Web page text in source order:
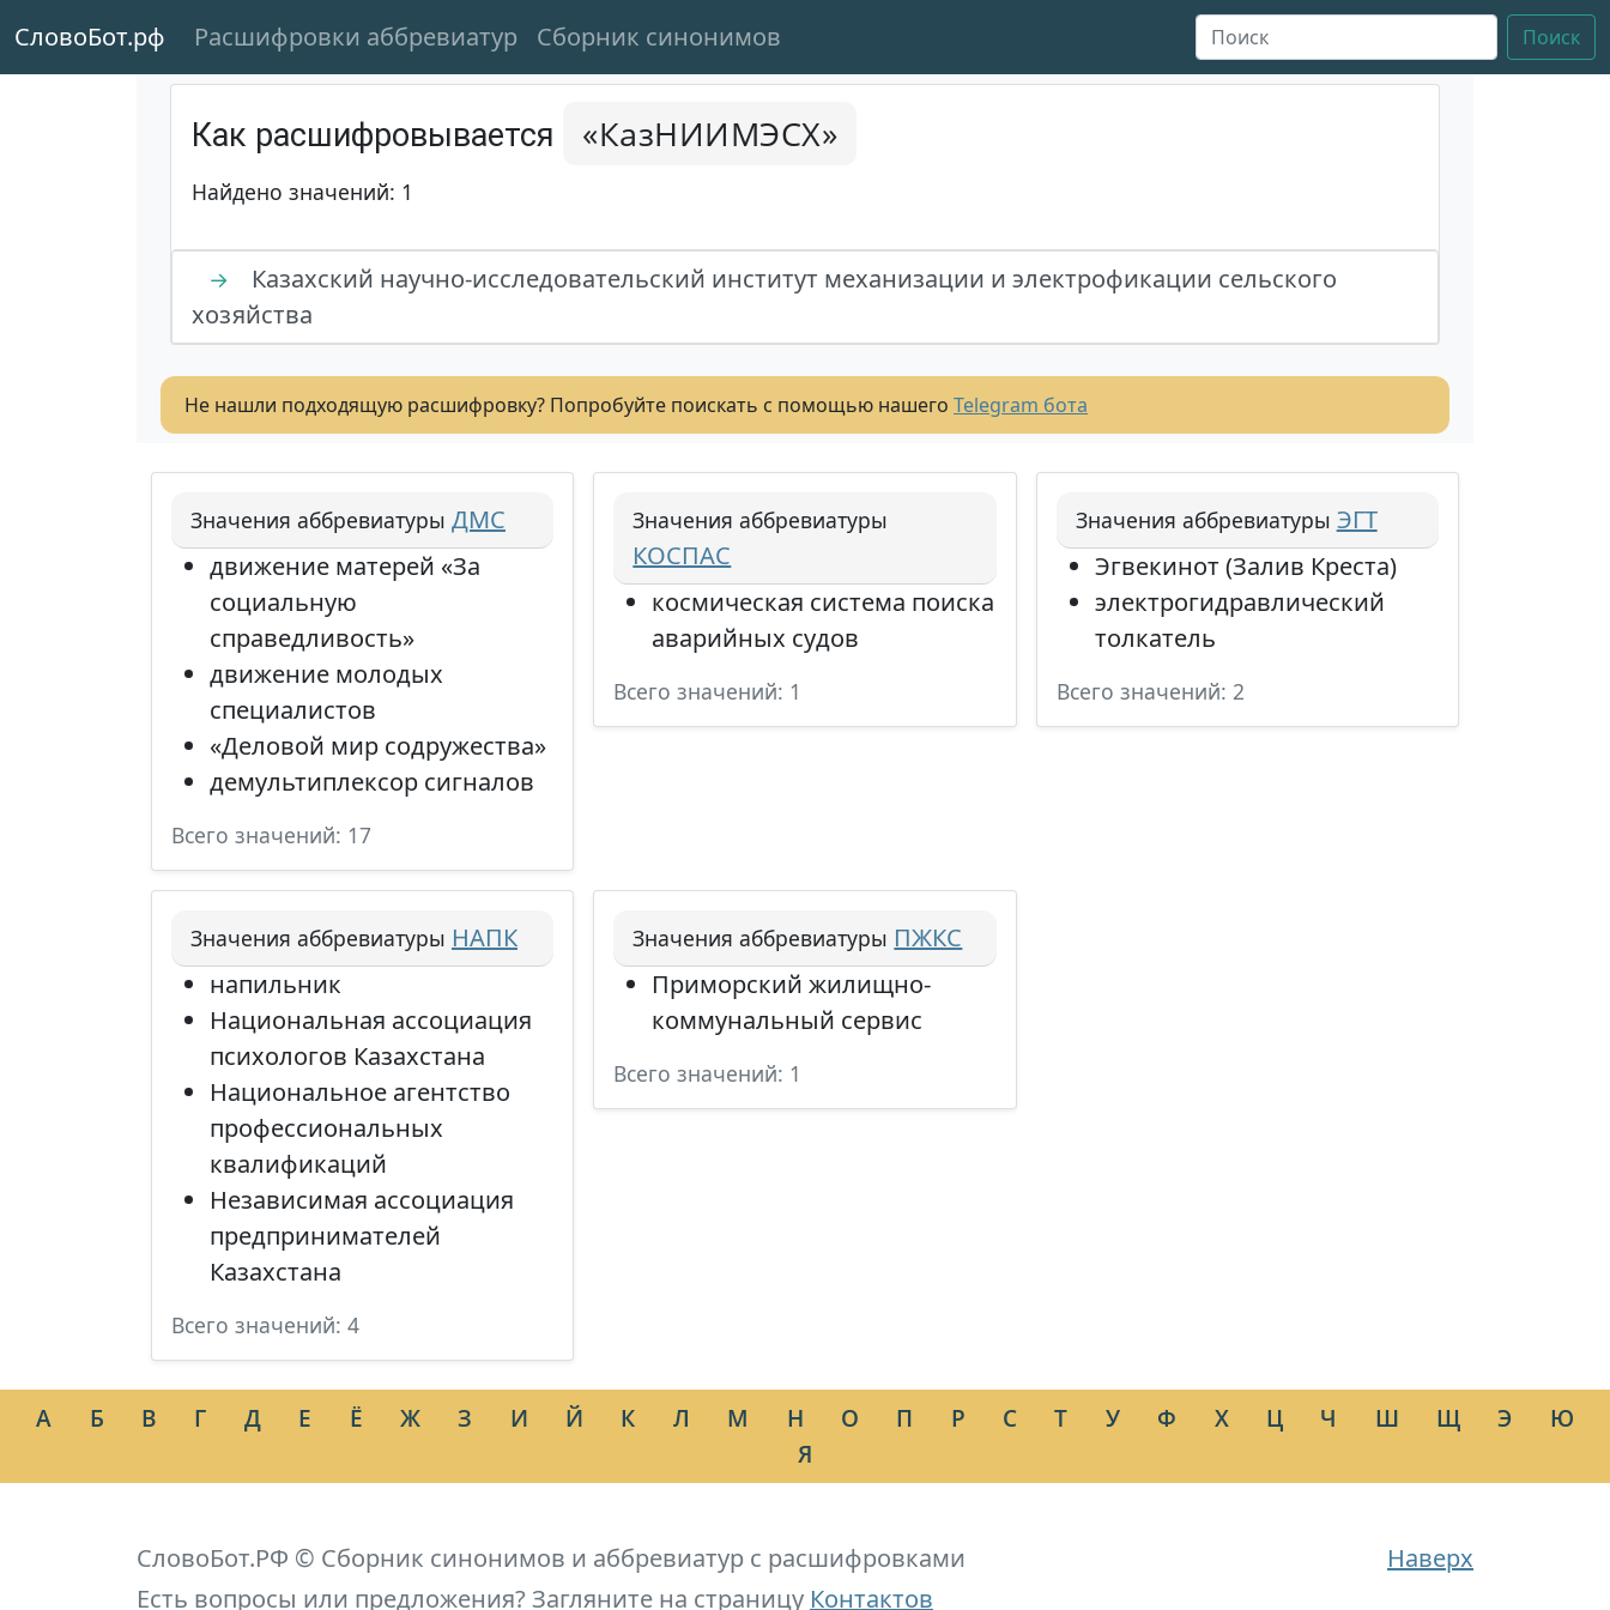
СловоБот.рф Расшифровки аббревиатур Сборник синонимов Поиск
Как расшифровывается «КазНИИМЭСХ»
Найдено значений: 1
→
Казахский научно-исследовательский институт механизации и электрофикации сельского
хозяйства
Не нашли подходящую расшифровку? Попробуйте поискать с помощью нашего Telegram бота
Значения аббревиатуры ДМС
движение матерей «За
социальную
справедливость»
движение молодых
специалистов
«Деловой мир содружества»
демультиплексор сигналов
Всего значений: 17
Значения аббревиатуры
КОСПАС
космическая система поиска
аварийных судов
Всего значений: 1
Значения аббревиатуры ЭГТ
Эгвекинот (Залив Креста)
электрогидравлический
толкатель
Всего значений: 2
Значения аббревиатуры НАПК
напильник
Национальная ассоциация
психологов Казахстана
Национальное агентство
профессиональных
квалификаций
Независимая ассоциация
предпринимателей
Казахстана
Всего значений: 4
Значения аббревиатуры ПЖКС
Приморский жилищно-
коммунальный сервис
Всего значений: 1
А Б В Г Д Е Ё Ж З И Й К Л М Н О П Р С Т У Ф Х Ц Ч Ш Щ Э
Ю
Я
Наверх
СловоБот.РФ © Сборник синонимов и аббревиатур с расшифровками
Есть вопросы или предложения? Загляните на страницу Контактов